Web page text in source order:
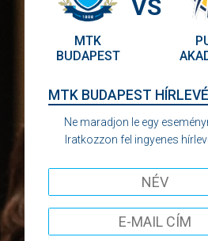
MTK
BUDAPEST
VS
MTK BUDAPEST
Ne maradjon le egy
Iratkozzon fel ingyenes